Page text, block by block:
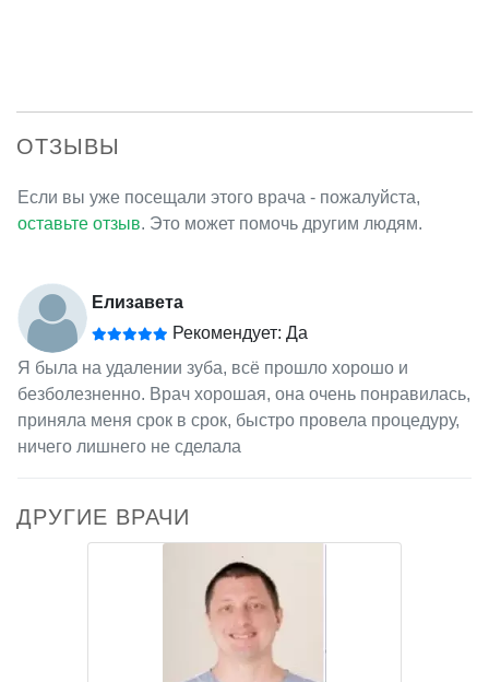
ОТЗЫВЫ
Если вы уже посещали этого врача - пожалуйста,
оставьте отзыв. Это может помочь другим людям.
Елизавета
Рекомендует: Да
Я была на удалении зуба, всё прошло хорошо и
безболезненно. Врач хорошая, она очень понравилась,
приняла меня срок в срок, быстро провела процедуру,
ничего лишнего не сделала
ДРУГИЕ ВРАЧИ